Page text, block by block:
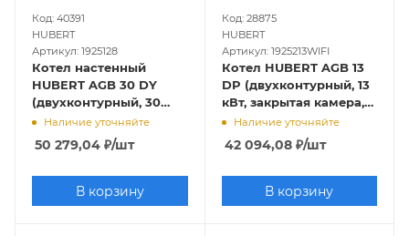
Код: 40391
HUBERT
Артикул: 1925128
Котел настенный
HUBERT AGB 30 DY
(двухконтурный, 30
кВт, закрытая камера)
Наличие уточняйте
50 279,04 ₽/шт
В корзину
Код: 28875
HUBERT
Артикул: 1925213WIFI
Котел HUBERT AGB 13
DP (двухконтурный, 13
кВт, закрытая камера,
латунная
гидрогруппа), Wi-F
Наличие уточняйте
42 094,08₽/шт
В корзину